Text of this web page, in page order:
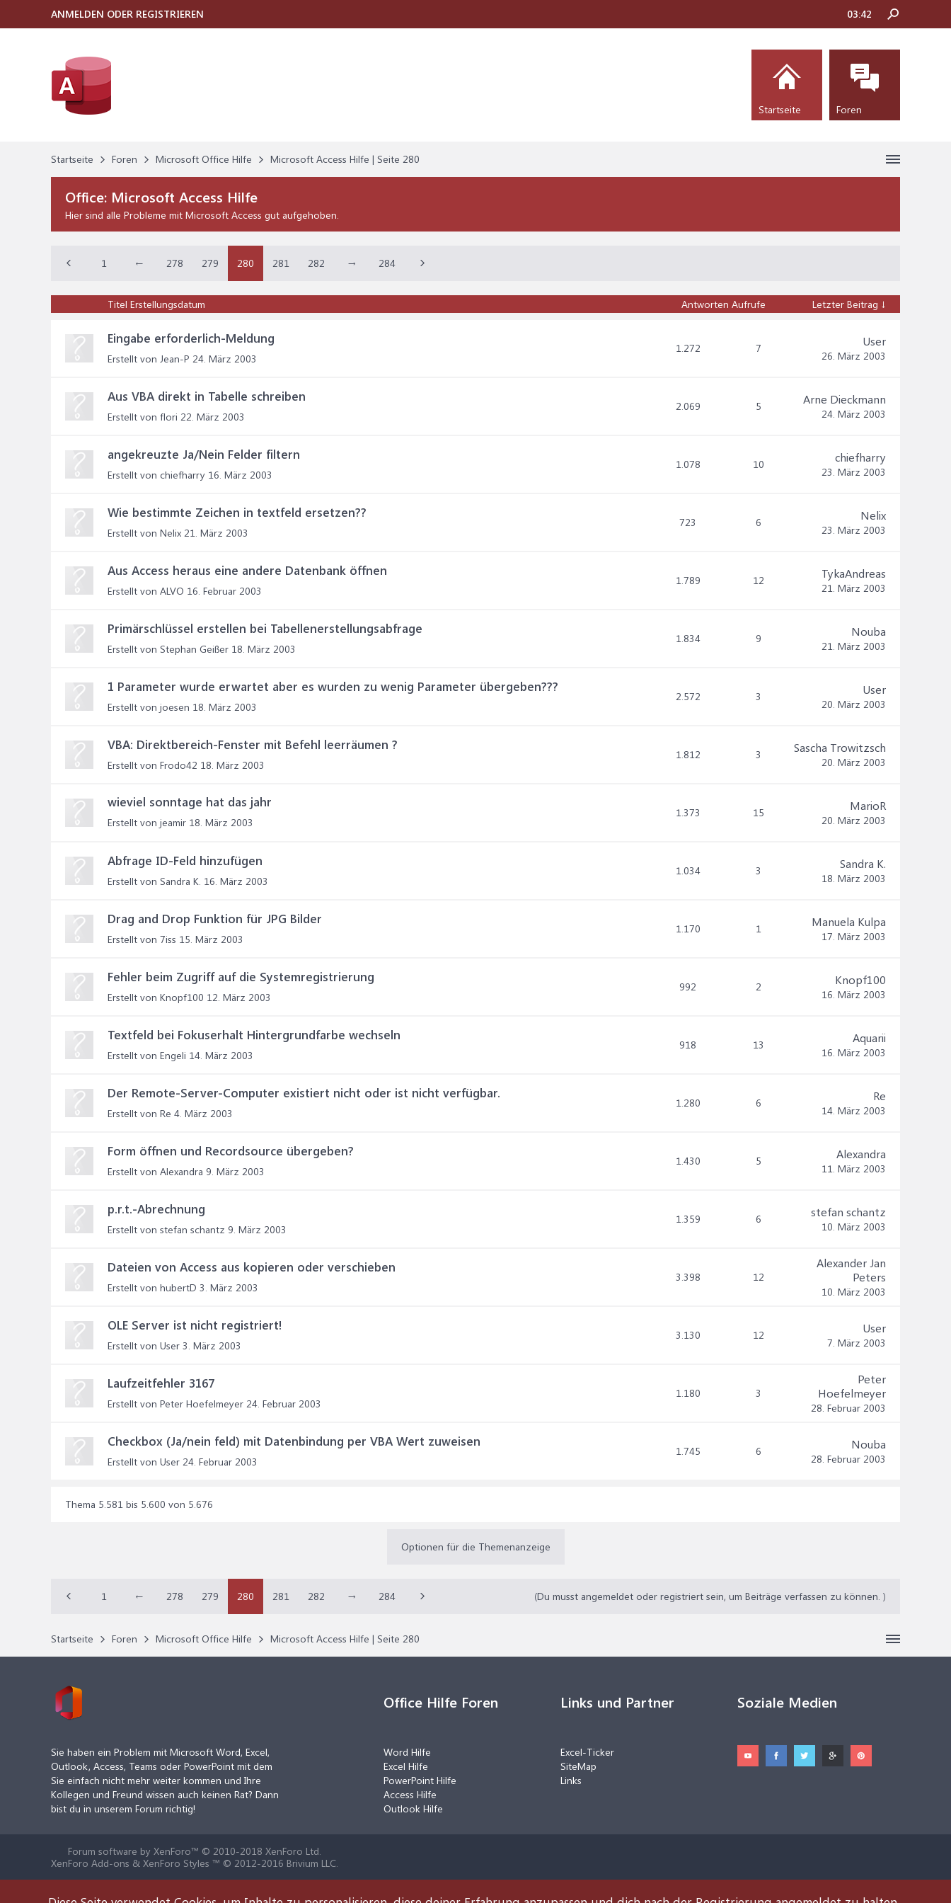
Startseite Foren Microsoft Office Hilfe Microsoft Access Hilfe | Seite 280
Office: Microsoft Access Hilfe
Hier sind alle Probleme mit Microsoft Access gut aufgehoben.
1 ← 278 279 280 281 282 → 284
Titel Erstellungsdatum Antworten Aufrufe Letzter Beitrag ↓
Eingabe erforderlich-Meldung
Erstellt von Jean-P 24. März 2003
1.272 7 User
26. März 2003
Aus VBA direkt in Tabelle schreiben
Erstellt von flori 22. März 2003
2.069 5 Arne Dieckmann
24. März 2003
angekreuzte Ja/Nein Felder filtern
Erstellt von chiefharry 16. März 2003
1.078 10 chiefharry
23. März 2003
Wie bestimmte Zeichen in textfeld ersetzen??
Erstellt von Nelix 21. März 2003
723 6 Nelix
23. März 2003
Aus Access heraus eine andere Datenbank öffnen
Erstellt von ALVO 16. Februar 2003
1.789 12 TykaAndreas
21. März 2003
Primärschlüssel erstellen bei Tabellenerstellungsabfrage
Erstellt von Stephan Geißer 18. März 2003
1.834 9 Nouba
21. März 2003
1 Parameter wurde erwartet aber es wurden zu wenig Parameter übergeben???
Erstellt von joesen 18. März 2003
2.572 3 User
20. März 2003
VBA: Direktbereich-Fenster mit Befehl leerräumen ?
Erstellt von Frodo42 18. März 2003
1.812 3 Sascha Trowitzsch
20. März 2003
wieviel sonntage hat das jahr
Erstellt von jeamir 18. März 2003
1.373 15 MarioR
20. März 2003
Abfrage ID-Feld hinzufügen
Erstellt von Sandra K. 16. März 2003
1.034 3 Sandra K.
18. März 2003
Drag and Drop Funktion für JPG Bilder
Erstellt von 7iss 15. März 2003
1.170 1 Manuela Kulpa
17. März 2003
Fehler beim Zugriff auf die Systemregistrierung
Erstellt von Knopf100 12. März 2003
992 2 Knopf100
16. März 2003
Textfeld bei Fokuserhalt Hintergrundfarbe wechseln
Erstellt von Engeli 14. März 2003
918 13 Aquarii
16. März 2003
Der Remote-Server-Computer existiert nicht oder ist nicht verfügbar.
Erstellt von Re 4. März 2003
1.280 6 Re
14. März 2003
Form öffnen und Recordsource übergeben?
Erstellt von Alexandra 9. März 2003
1.430 5 Alexandra
11. März 2003
p.r.t.-Abrechnung
Erstellt von stefan schantz 9. März 2003
1.359 6 stefan schantz
10. März 2003
Dateien von Access aus kopieren oder verschieben
Erstellt von hubertD 3. März 2003
3.398 12
Alexander Jan
Peters
10. März 2003
OLE Server ist nicht registriert!
Erstellt von User 3. März 2003
3.130 12 User
7. März 2003
Laufzeitfehler 3167
Erstellt von Peter Hoefelmeyer 24. Februar 2003
1.180 3
Peter
Hoefelmeyer
28. Februar 2003
Checkbox (Ja/nein feld) mit Datenbindung per VBA Wert zuweisen
Erstellt von User 24. Februar 2003
1.745 6 Nouba
28. Februar 2003
Thema 5.581 bis 5.600 von 5.676
Optionen für die Themenanzeige
(Du musst angemeldet oder registriert sein, um Beiträge verfassen zu können. )
1 ← 278 279 280 281 282 → 284
Startseite Foren Microsoft Office Hilfe Microsoft Access Hilfe | Seite 280
ANMELDEN ODER REGISTRIEREN 03:42
Startseite Foren
Sie haben ein Problem mit Microsoft Word, Excel,
Outlook, Access, Teams oder PowerPoint mit dem
Sie einfach nicht mehr weiter kommen und Ihre
Kollegen und Freund wissen auch keinen Rat? Dann
bist du in unserem Forum richtig!
Office Hilfe Foren
Word Hilfe
Excel Hilfe
PowerPoint Hilfe
Access Hilfe
Outlook Hilfe
Links und Partner
Excel-Ticker
SiteMap
Links
Soziale Medien
Forum software by XenForo™ © 2010-2018 XenForo Ltd.
XenForo Add-ons & XenForo Styles ™ © 2012-2016 Brivium LLC.